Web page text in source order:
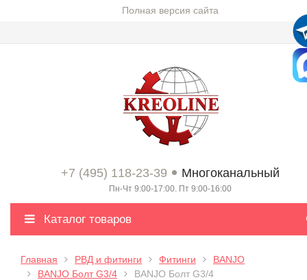
Полная версия сайта
+7 (495) 118-23-39 Многоканальный
Пн-Чт 9:00-17:00. Пт 9:00-16:00
Каталог товаров
Главная РВД и фитинги Фитинги
BANJO
BANJO Болт G3/4
BANJO Болт G3/4